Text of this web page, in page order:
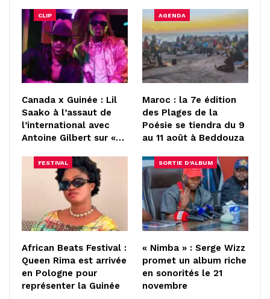
CLIP
Canada x Guinée : Lil
Saako à l’assaut de
l’international avec
Antoine Gilbert sur «…
AGENDA
Maroc : la 7e édition
des Plages de la
Poésie se tiendra du 9
au 11 août à Beddouza
FESTIVAL
African Beats Festival :
Queen Rima est arrivée
en Pologne pour
représenter la Guinée
SORTIE D'ALBUM
« Nimba » : Serge Wizz
promet un album riche
en sonorités le 21
novembre